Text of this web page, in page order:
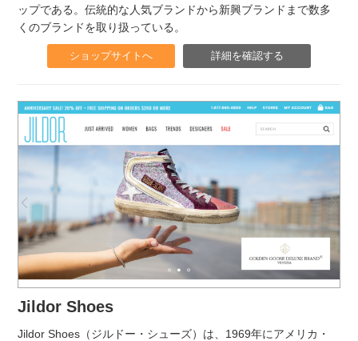
ップである。伝統的な人気ブランドから新興ブランドまで数多
くのブランドを取り扱っている。
ショップサイトへ 詳細を確認する
Jildor Shoes
Jildor Shoes（ジルドー・シューズ）は、1969年にアメリカ・